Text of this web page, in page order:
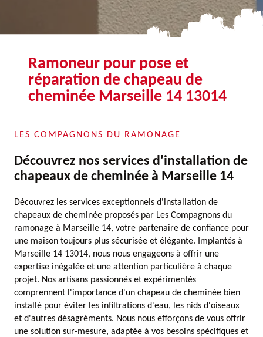
Ramoneur pour pose et
réparation de chapeau de
cheminée Marseille 14 13014
LES COMPAGNONS DU RAMONAGE
Découvrez nos services d'installation de
chapeaux de cheminée à Marseille 14
Découvrez les services exceptionnels d'installation de
chapeaux de cheminée proposés par Les Compagnons du
ramonage à Marseille 14, votre partenaire de confiance pour
une maison toujours plus sécurisée et élégante. Implantés à
Marseille 14 13014, nous nous engageons à offrir une
expertise inégalée et une attention particulière à chaque
projet. Nos artisans passionnés et expérimentés
comprennent l'importance d'un chapeau de cheminée bien
installé pour éviter les infiltrations d'eau, les nids d'oiseaux
et d'autres désagréments. Nous nous efforçons de vous offrir
une solution sur-mesure, adaptée à vos besoins spécifiques et